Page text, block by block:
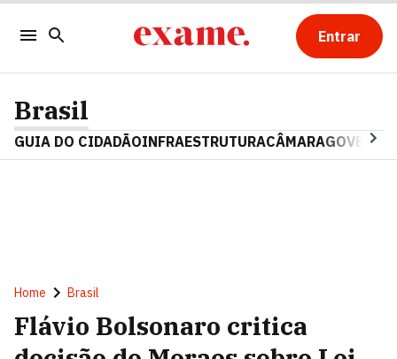
Entrar
Brasil
GUIA DO CIDADÃOINFRAESTRUTURACÂMARAGOVERNO
Home Brasil
Flávio Bolsonaro critica